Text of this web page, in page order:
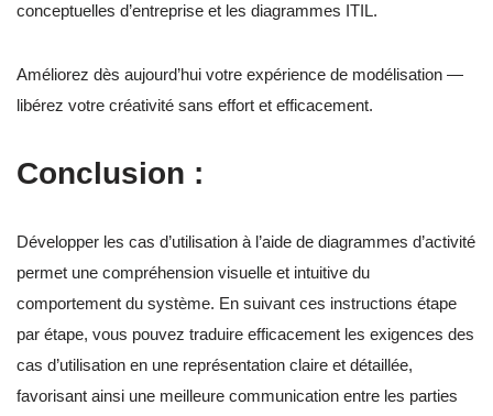
conceptuelles d’entreprise et les diagrammes ITIL.
Améliorez dès aujourd’hui votre expérience de modélisation —
libérez votre créativité sans effort et efficacement.
Conclusion :
Développer les cas d’utilisation à l’aide de diagrammes d’activité
permet une compréhension visuelle et intuitive du
comportement du système. En suivant ces instructions étape
par étape, vous pouvez traduire efficacement les exigences des
cas d’utilisation en une représentation claire et détaillée,
favorisant ainsi une meilleure communication entre les parties